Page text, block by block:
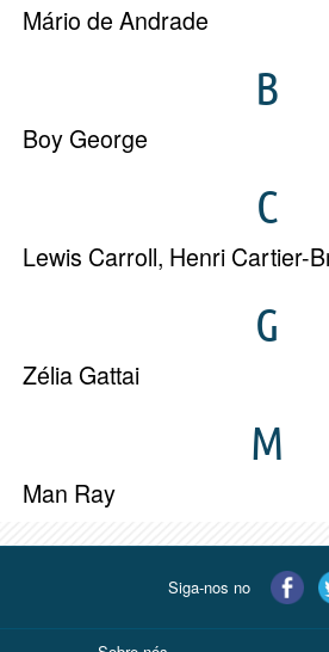
Mário de Andrade
B
Boy George
C
Lewis Carroll, Henri Cartier-
G
Zélia Gattai
M
Man Ray
Siga-nos no